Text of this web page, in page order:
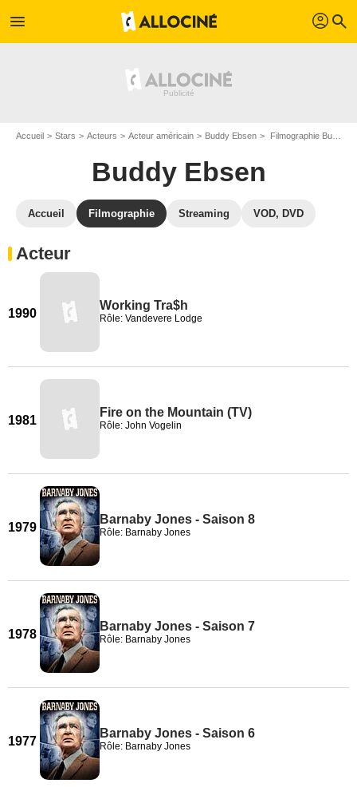
menu profil search
Accueil Stars Acteurs Acteur américain Buddy Ebsen Filmographie Buddy Ebsen
Buddy Ebsen
Accueil Filmographie Streaming VOD, DVD
Acteur
1990
Working Tra$h
Rôle: Vandevere Lodge
1981
Fire on the Mountain (TV)
Rôle: John Vogelin
1979
Barnaby Jones - Saison 8
Rôle: Barnaby Jones
1978
Barnaby Jones - Saison 7
Rôle: Barnaby Jones
1977
Barnaby Jones - Saison 6
Rôle: Barnaby Jones